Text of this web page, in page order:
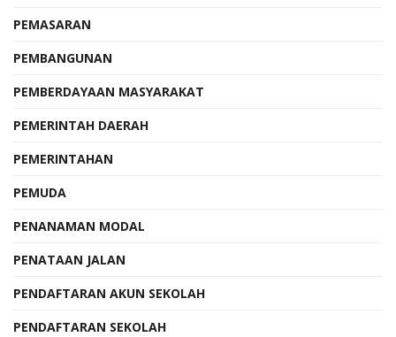
PEMASARAN
PEMBANGUNAN
PEMBERDAYAAN MASYARAKAT
PEMERINTAH DAERAH
PEMERINTAHAN
PEMUDA
PENANAMAN MODAL
PENATAAN JALAN
PENDAFTARAN AKUN SEKOLAH
PENDAFTARAN SEKOLAH